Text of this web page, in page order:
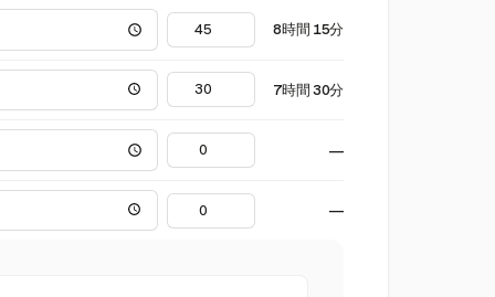
8時間 15分
7時間 30分
—
—